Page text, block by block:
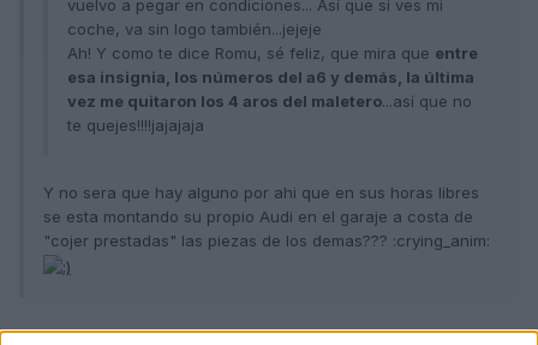
vuelvo a pegar en condiciones... Así que si ves mi
coche, va sin logo también...jejeje
Ah! Y como te dice Romu, sé feliz, que mira que entre
esa insignia, los números del a6 y demás, la última
vez me quitaron los 4 aros del maletero...así que no
te quejes!!!!jajajaja
Y no sera que hay alguno por ahi que en sus horas libres
se esta montando su propio Audi en el garaje a costa de
"cojer prestadas" las piezas de los demas??? :crying_anim:
Todo es posible jeje, a mi todavia no me ha atacado el susodicho